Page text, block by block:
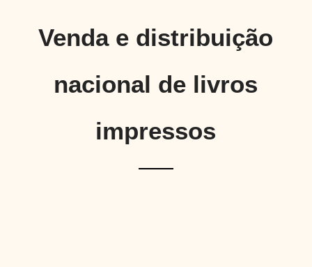
Venda e distribuição
nacional de livros
impressos